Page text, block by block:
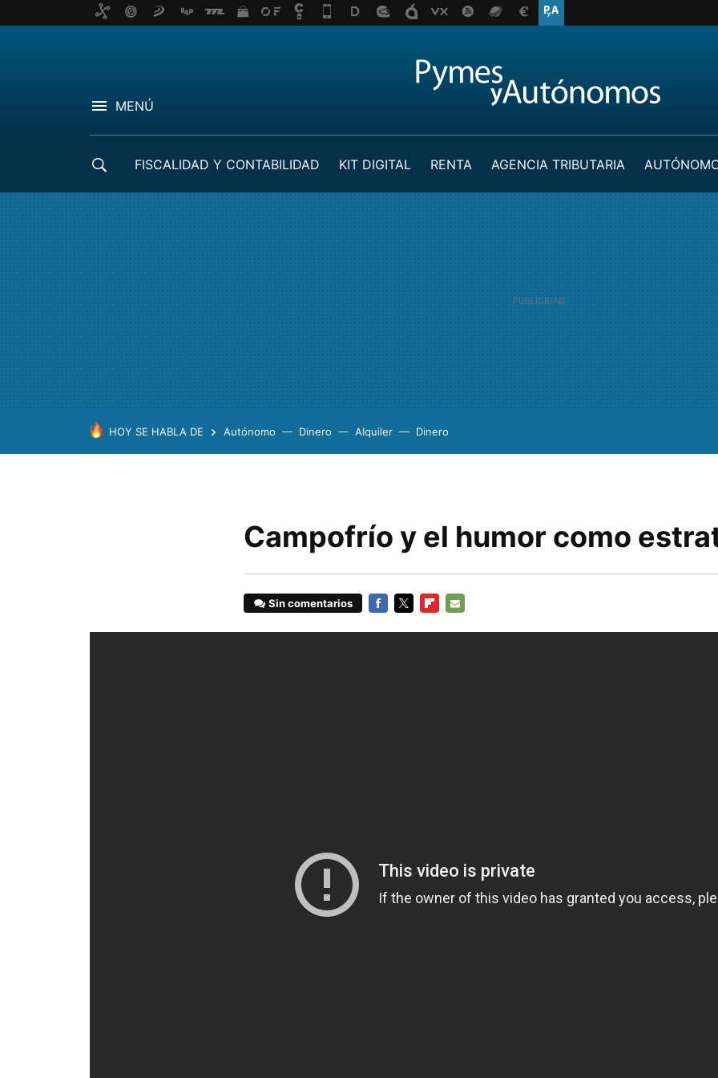
MENÚ
FISCALIDAD Y CONTABILIDAD KIT DIGITAL RENTA AGENCIA TRIBUTARIA
HOY SE HABLA DE Autónomo Dinero Alquiler Dinero
Campofrío y el humor como
Sin comentarios